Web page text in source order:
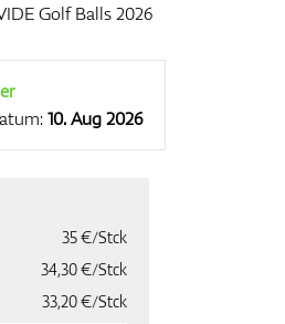
Golf Balls 2026
10. Aug 2026
35 €/Stck
34,30 €/Stck
33,20 €/Stck